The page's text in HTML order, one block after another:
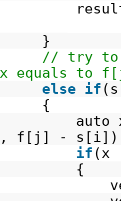
=
// try to
equals to
else
if
x =
f[j] -
if (x